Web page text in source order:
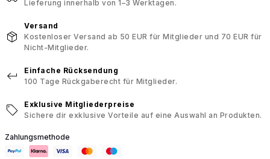
Lieferung innerhalb von 1–3 Werktagen.
Versand
Kostenloser Versand ab 50 EUR für Mitglieder und 70 EUR für
Nicht-Mitglieder.
Einfache Rücksendung
100 Tage Rückgaberecht für Mitglieder.
Exklusive Mitgliederpreise
Sichere dir exklusive Vorteile auf eine Auswahl an Produkten.
Zahlungsmethode